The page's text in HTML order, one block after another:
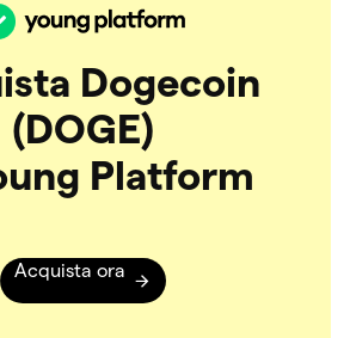
Dogecoin
(DOGE)
Platform
Acquista ora